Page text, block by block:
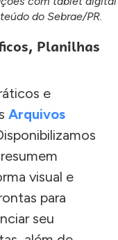
do Sebrae/PR.
Planilhas
e
Arquivos
visual e
para
seu